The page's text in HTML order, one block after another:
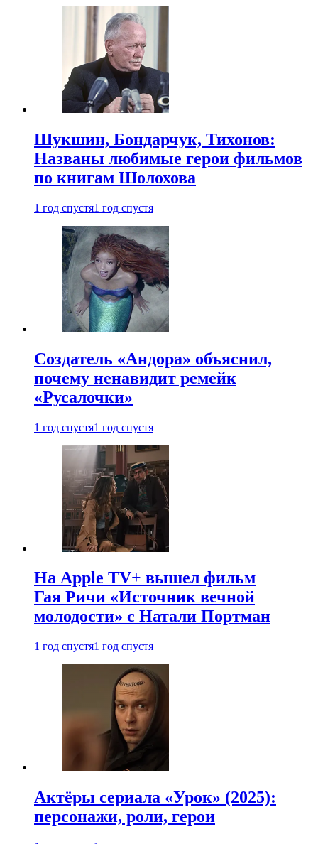
Шукшин, Бондарчук, Тихонов:
Названы любимые герои фильмов
по книгам Шолохова
1 год спустя1 год спустя
Создатель «Андора» объяснил,
почему ненавидит ремейк
«Русалочки»
1 год спустя1 год спустя
На Apple TV+ вышел фильм
Гая Ричи «Источник вечной
молодости» с Натали Портман
1 год спустя1 год спустя
Актёры сериала «Урок» (2025):
персонажи, роли, герои